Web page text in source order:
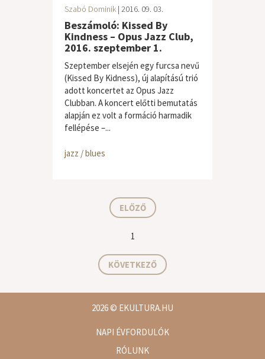
Szabó Dominik | 2016. 09. 03.
Beszámoló: Kissed By
Kindness – Opus Jazz Club,
2016. szeptember 1.
Szeptember elsején egy furcsa nevű
(Kissed By Kidness), új alapítású trió
adott koncertet az Opus Jazz
Clubban. A koncert előtti bemutatás
alapján ez volt a formáció harmadik
fellépése –...
jazz / blues
ELŐZŐ
1
KÖVETKEZŐ
2026© EKULTURA.HU
NAPI ÉVFORDULÓK
RÓLUNK